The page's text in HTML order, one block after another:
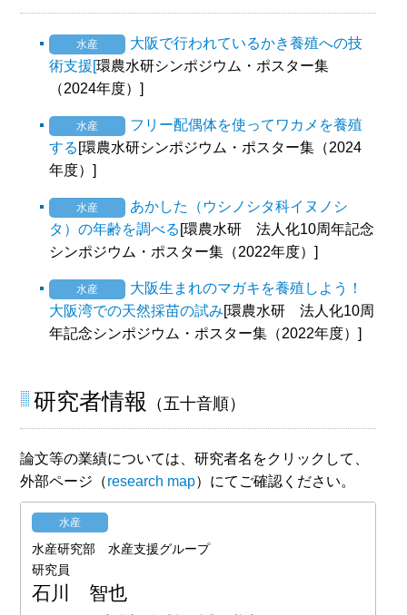
水産
大阪で行われているかき養殖への技
術支援[環農水研シンポジウム・ポスター集
（2024年度）]
水産
フリー配偶体を使ってワカメを養殖
する [環農水研シンポジウム・ポスター集（2024
年度）]
水産
あかした（ウシノシタ科イヌノシ
タ）の年齢を調べる [環農水研 法人化10周年記念
シンポジウム・ポスター集（2022年度）]
水産
大阪生まれのマガキを養殖しよう！
大阪湾での天然採苗の試み[環農水研 法人化10周
年記念シンポジウム・ポスター集（2022年度）]
研究者情報 （五十音順）
論文等の業績については、研究者名をクリックして、
外部ページ（research map）にてご確認ください。
水産
水産研究部 水産支援グループ
研究員
石川 智也